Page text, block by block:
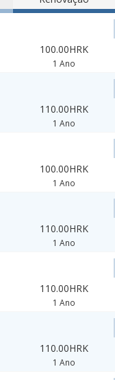
100.00HRK
1 Ano
110.00HRK
1 Ano
100.00HRK
1 Ano
110.00HRK
1 Ano
110.00HRK
1 Ano
110.00HRK
1 Ano